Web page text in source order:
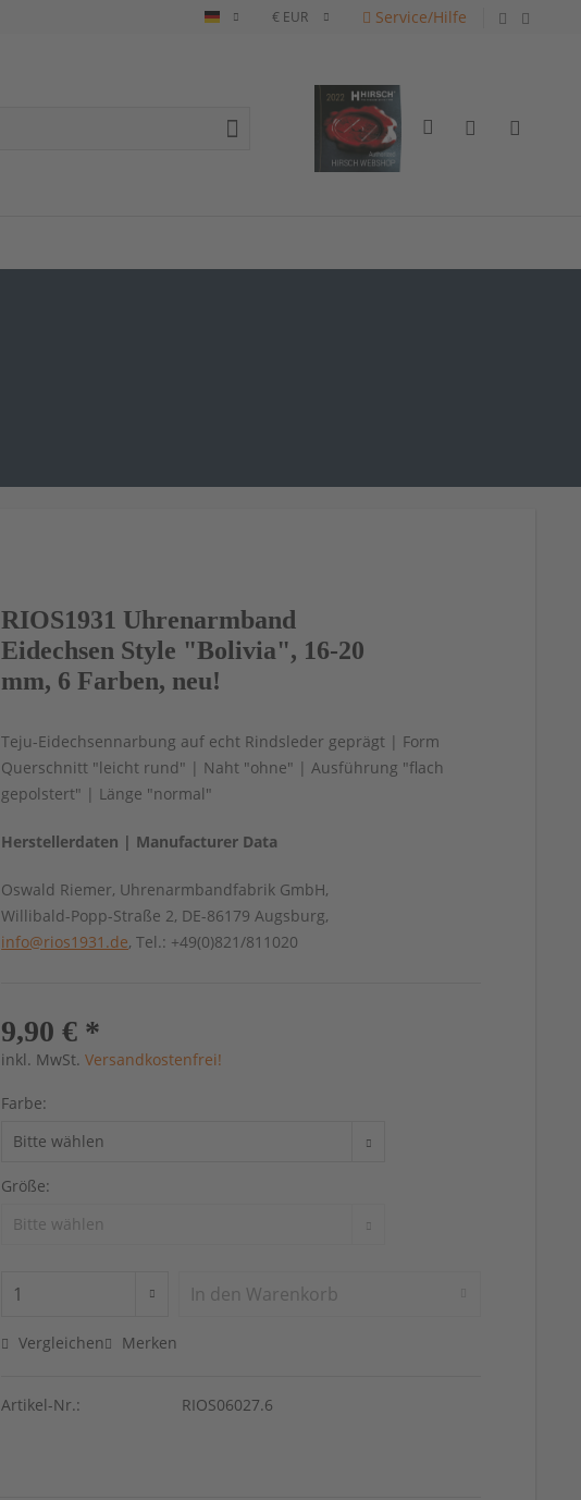
Deutsch Service/Hilfe
RIOS1931 Uhrenarmband
Eidechsen Style "Bolivia", 16-20
mm, 6 Farben, neu!
Teju-Eidechsennarbung auf echt Rindsleder geprägt | Form
Querschnitt "leicht rund" | Naht "ohne" | Ausführung "flach
gepolstert" | Länge "normal"
Herstellerdaten | Manufacturer Data
Oswald Riemer, Uhrenarmbandfabrik GmbH,
Willibald-Popp-Straße 2, DE-86179 Augsburg,
info@rios1931.de, Tel.: +49(0)821/811020
9,90 € *
inkl. MwSt.Versandkostenfrei!
Farbe:
Größe:
In den Warenkorb
Vergleichen Merken
Artikel-Nr.: RIOS06027.6